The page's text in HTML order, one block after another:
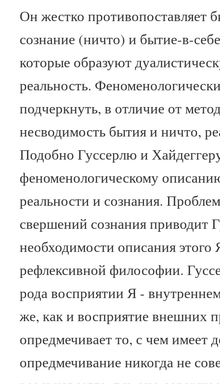
Он жестко противопоставляет
сознание (ничто) и бытие-в-
которые образуют
реальность.
подчеркнуть, в отличие от
несводимость бытия и ничто,
Подобно Гуссерлю и
феноменологическому
реальности и сознания.
свершений сознания приводит
необходимости описания
рефлексивной философии.
рода восприятии Я -
же, как и восприятие внешних
опредмечивает то, с чем имеет
опредмечивание никогда не